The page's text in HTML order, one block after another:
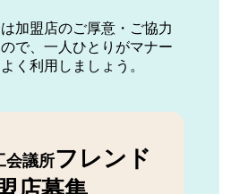
加盟店のご厚意・ご協力
で、一人ひとりがマナー
く利用しましょう。
会議所フレンド